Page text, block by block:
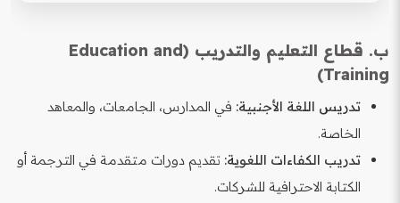
ب. قطاع التعليم والتدريب (Education and
Training)
تدريس اللغة الأجنبية: في المدارس، الجامعات، والمعاهد
الخاصة.
تدريب الكفاءات اللغوية: تقديم دورات متقدمة في الترجمة أو
الكتابة الاحترافية للشركات.